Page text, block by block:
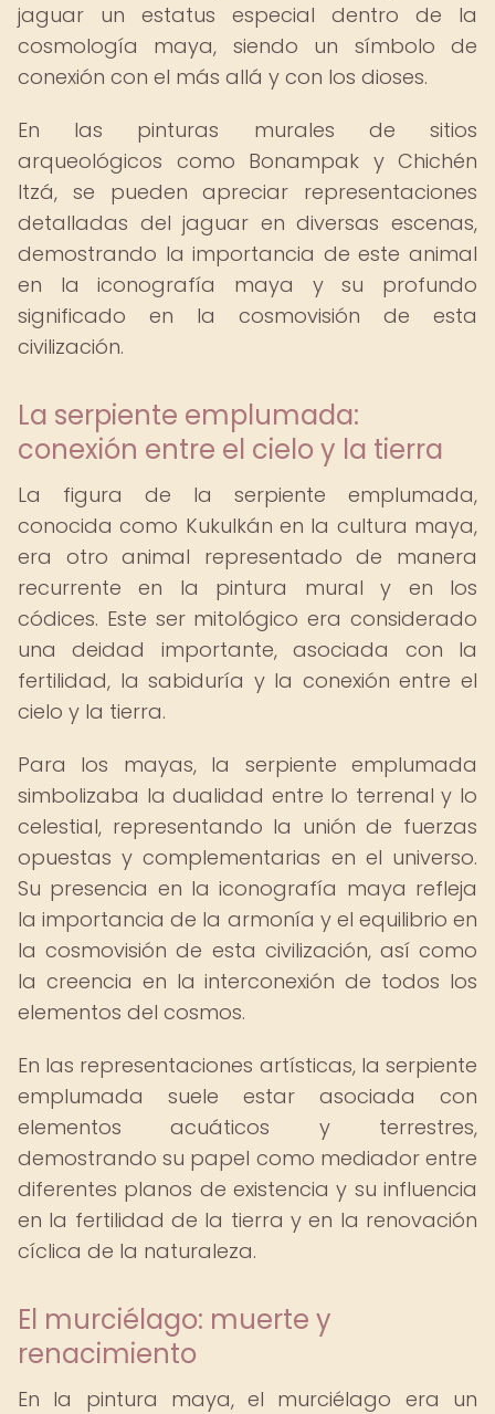
jaguar un estatus especial dentro de la
cosmología maya, siendo un símbolo de
conexión con el más allá y con los dioses.
En las pinturas murales de sitios
arqueológicos como Bonampak y Chichén
Itzá, se pueden apreciar representaciones
detalladas del jaguar en diversas escenas,
demostrando la importancia de este animal
en la iconografía maya y su profundo
significado en la cosmovisión de esta
civilización.
La serpiente emplumada:
conexión entre el cielo y la tierra
La figura de la serpiente emplumada,
conocida como Kukulkán en la cultura maya,
era otro animal representado de manera
recurrente en la pintura mural y en los
códices. Este ser mitológico era considerado
una deidad importante, asociada con la
fertilidad, la sabiduría y la conexión entre el
cielo y la tierra.
Para los mayas, la serpiente emplumada
simbolizaba la dualidad entre lo terrenal y lo
celestial, representando la unión de fuerzas
opuestas y complementarias en el universo.
Su presencia en la iconografía maya refleja
la importancia de la armonía y el equilibrio en
la cosmovisión de esta civilización, así como
la creencia en la interconexión de todos los
elementos del cosmos.
En las representaciones artísticas, la serpiente
emplumada suele estar asociada con
elementos acuáticos y terrestres,
demostrando su papel como mediador entre
diferentes planos de existencia y su influencia
en la fertilidad de la tierra y en la renovación
cíclica de la naturaleza.
El murciélago: muerte y
renacimiento
En la pintura maya, el murciélago era un